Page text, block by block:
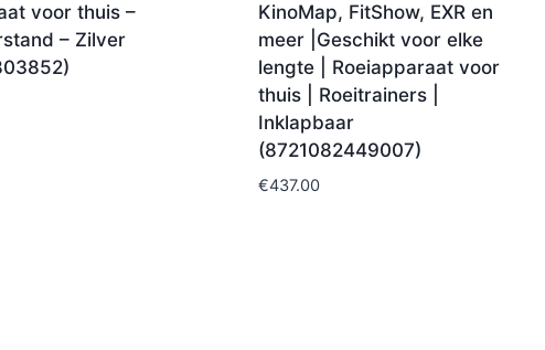
voor thuis –
– Zilver
KinoMap, FitShow, EXR en
meer |Geschikt voor elke
lengte | Roeiapparaat voor
thuis | Roeitrainers |
Inklapbaar
(8721082449007)
€437.00